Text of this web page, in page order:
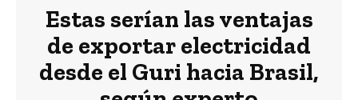
Estas serían las ventajas
de exportar electricidad
desde el Guri hacia Brasil,